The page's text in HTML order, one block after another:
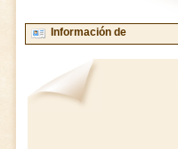
Información de